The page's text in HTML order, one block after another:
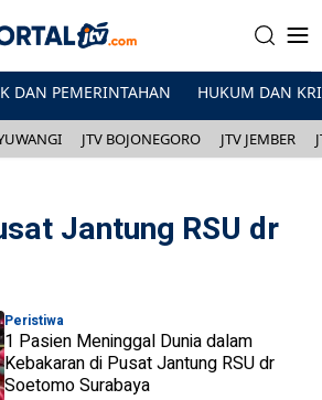
DAN PEMERINTAHAN HUKUM DAN
JTV BOJONEGORO JTV JEMBER
Jantung RSU dr
Peristiwa
1 Pasien Meninggal Dunia dalam
Kebakaran di Pusat Jantung RSU dr
Soetomo Surabaya